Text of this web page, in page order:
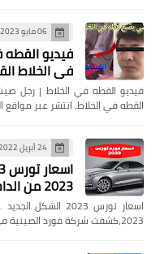
06 مايو 2023
فيديو
في الخلاط
فيديو القطه في الخلاط | رجل
القطه في الخلاط، انتشر عبر مواقع
24 أبريل 2022
2023 من الداخل
2023،كشفت شركة فورد الصينية في شانجهاي عن طراز …